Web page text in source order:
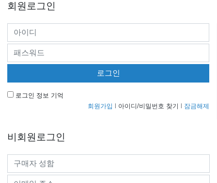
회원로그인
로그인
로그인 정보 기억
회원가입
아이디/비밀번호 찾기 잠금해제
비회원로그인